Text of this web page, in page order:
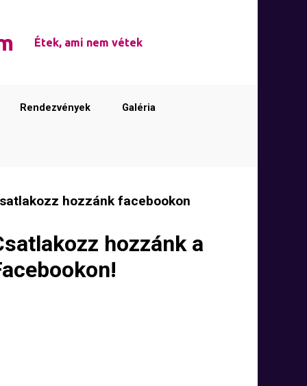
Étek, ami nem vétek
Rendezvények Galéria
hozzánk facebookon
hozzánk a